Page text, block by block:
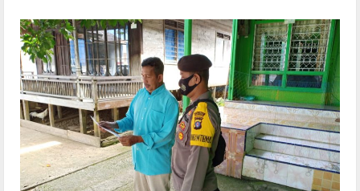
Teweh
Timur
Sosialisasikan
Maklumat
Kapolda
Tentang
Sanksi
Pembakaran
Hutan
dan
Lahan
Kepada
Sejumlah
Pengguna
Jalan